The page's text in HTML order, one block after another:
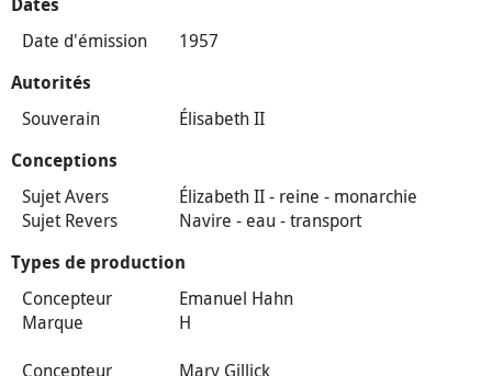
Dates
Date d'émission 1957
Autorités
Souverain Élisabeth II
Conceptions
Sujet Avers
Élizabeth II - reine - monarchie
Sujet Revers
Navire - eau - transport
Types de production
Concepteur
Emanuel Hahn
Marque
H
Concepteur
Mary Gillick